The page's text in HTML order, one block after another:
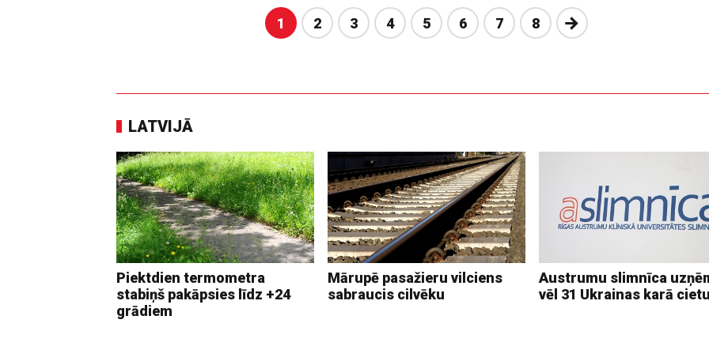
1 2 3 4 5 6 7 8 Nākošā
LATVIJĀ
Piektdien termometra
stabiņš pakāpsies līdz +24
grādiem
Mārupē pasažieru vilciens
sabraucis cilvēku
Austrumu slimnīca
vēl 31 Ukrainas karā